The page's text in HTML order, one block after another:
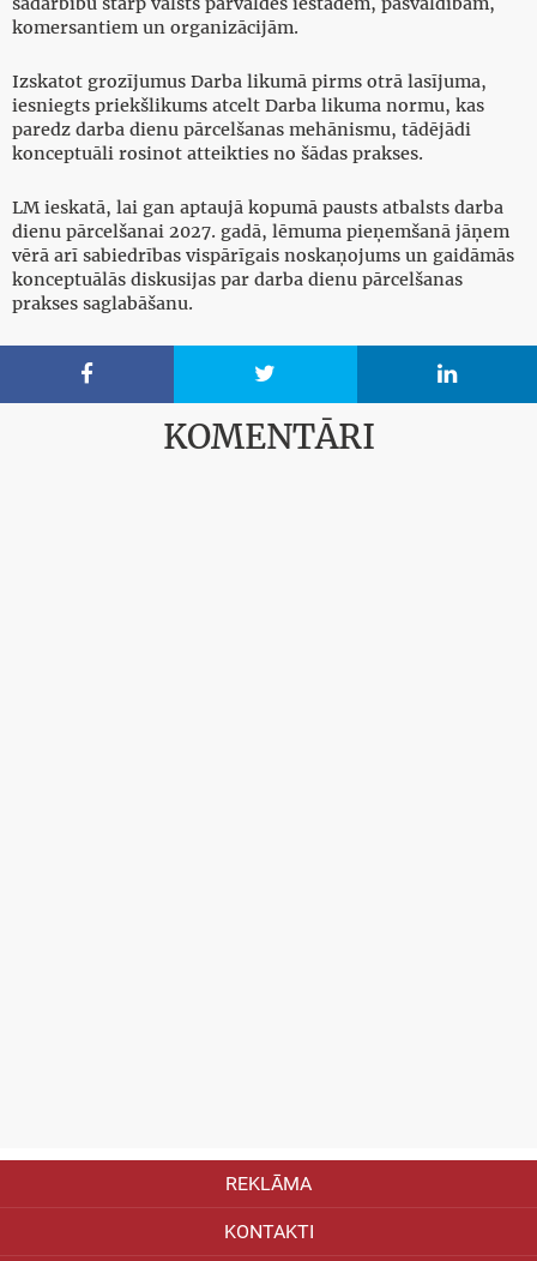
komersantiem un organizācijām.
Izskatot grozījumus Darba likumā pirms otrā lasījuma,
iesniegts priekšlikums atcelt Darba likuma normu, kas
paredz darba dienu pārcelšanas mehānismu, tādējādi
konceptuāli rosinot atteikties no šādas prakses.
LM ieskatā, lai gan aptaujā kopumā pausts atbalsts darba
dienu pārcelšanai 2027. gadā, lēmuma pieņemšanā jāņem
vērā arī sabiedrības vispārīgais noskaņojums un gaidāmās
konceptuālās diskusijas par darba dienu pārcelšanas
prakses saglabāšanu.
  
KOMENTĀRI
REKLĀMA
KONTAKTI